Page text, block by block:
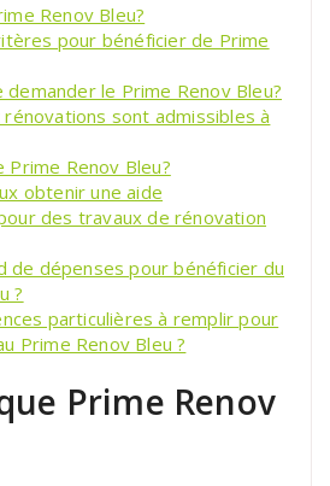
Renov Bleu?
pour bénéficier de Prime
le Prime Renov Bleu?
sont admissibles à
Prime Renov Bleu?
obtenir une aide
des travaux de rénovation
de dépenses pour bénéficier du
?
particulières à remplir pour
Prime Renov Bleu ?
Prime Renov